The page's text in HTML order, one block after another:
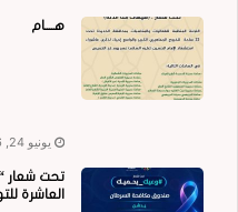
هــــام
يونيو 24, 2026
تحت شعار
العاشرة